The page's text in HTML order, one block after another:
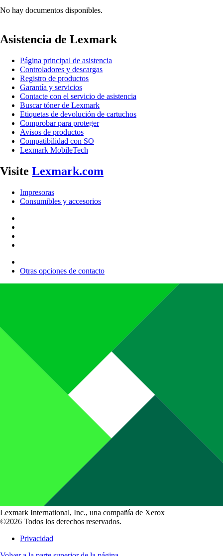
No hay documentos disponibles.
Asistencia de Lexmark
Página principal de asistencia
Controladores y descargas
Registro de productos
Garantía y servicios
Contacte con el servicio de asistencia
Buscar tóner de Lexmark
Etiquetas de devolución de cartuchos
Comprobar para proteger
Avisos de productos
Compatibilidad con SO
Lexmark MobileTech
Visite Lexmark.com
Impresoras
Consumibles y accesorios
Otras opciones de contacto
Lexmark International, Inc., una compañía de Xerox
©2026 Todos los derechos reservados.
Privacidad